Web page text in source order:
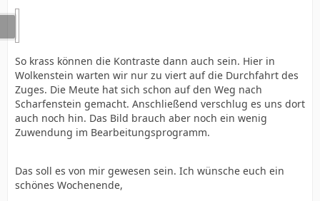
So krass können die Kontraste dann auch sein. Hier in
Wolkenstein warten wir nur zu viert auf die Durchfahrt des
Zuges. Die Meute hat sich schon auf den Weg nach
Scharfenstein gemacht. Anschließend verschlug es uns dort
auch noch hin. Das Bild brauch aber noch ein wenig
Zuwendung im Bearbeitungsprogramm.
Das soll es von mir gewesen sein. Ich wünsche euch ein
schönes Wochenende,